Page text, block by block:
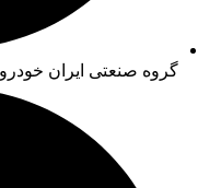
گروه صنعتی ایران خودرو